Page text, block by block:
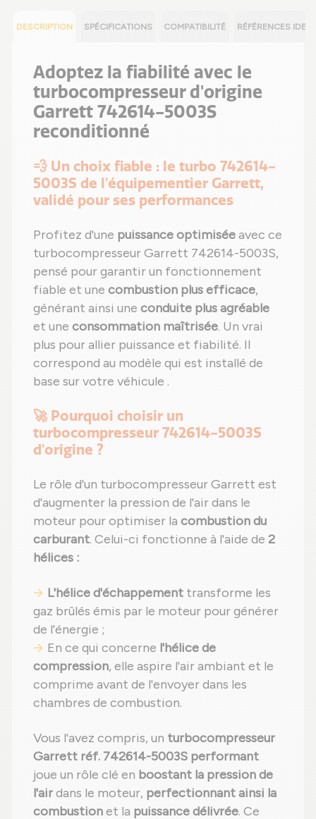
DESCRIPTION SPÉCIFICATIONS COMPATIBILITÉ RÉFÉRENCES
Adoptez la fiabilité avec le
turbocompresseur d'origine
Garrett 742614-5003S
reconditionné
💨 Un choix fiable : le turbo 742614-
5003S de l'équipementier Garrett,
validé pour ses performances
Profitez d'une puissance optimiséeavec ce
turbocompresseur Garrett 742614-5003S,
pensé pour garantir un fonctionnement
fiable et une combustion plus efficace,
générant ainsi une conduite plus agréable
et une consommation maîtrisée. Un vrai
plus pour allier puissance et fiabilité. Il
correspond au modèle qui est installé de
base sur votre véhicule .
🚀 Pourquoi choisir un
turbocompresseur 742614-5003S
d'origine ?
Le rôle d'un turbocompresseur Garrett est
d'augmenter la pression de l'air dans le
moteur pour optimiser la combustion du
carburant. Celui-ci fonctionne à l'aide de 2
hélices :
L'hélice d'échappement transforme les
gaz brûlés émis par le moteur pour générer
de l'énergie ;
En ce qui concerne l'hélice de
compression, elle aspire l'air ambiant et le
comprime avant de l'envoyer dans les
chambres de combustion.
Vous l'avez compris, un turbocompresseur
Garrett réf. 742614-5003S performant
joue un rôle clé en boostant la pression de
l'airdans le moteur, perfectionnant ainsi la
combustionet la puissance délivrée. Ce